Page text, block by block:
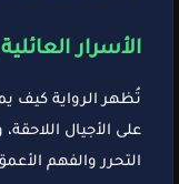
الأسرار
تُظهر الرواية كيف
على الأجيال
التحرر والفهم